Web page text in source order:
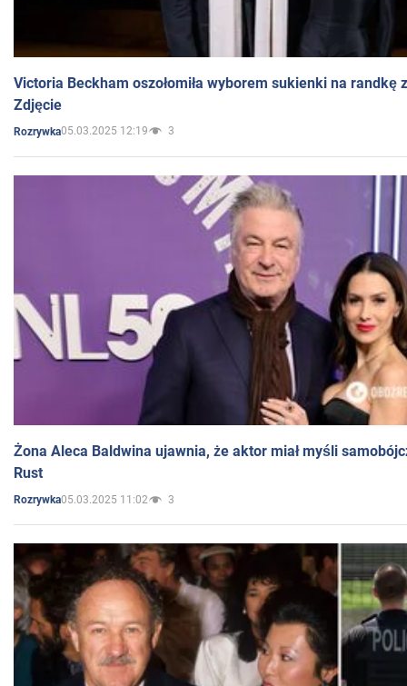
Victoria Beckham oszołomiła wyborem sukienki na randkę
Zdjęcie
Rozrywka05.03.2025 12:19 3
Żona Aleca Baldwina ujawnia, że aktor miał myśli
Rust
Rozrywka05.03.2025 11:02 3